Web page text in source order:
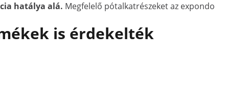
hatálya alá. Megfelelő pótalkatrészeket az expondo
is érdekelték